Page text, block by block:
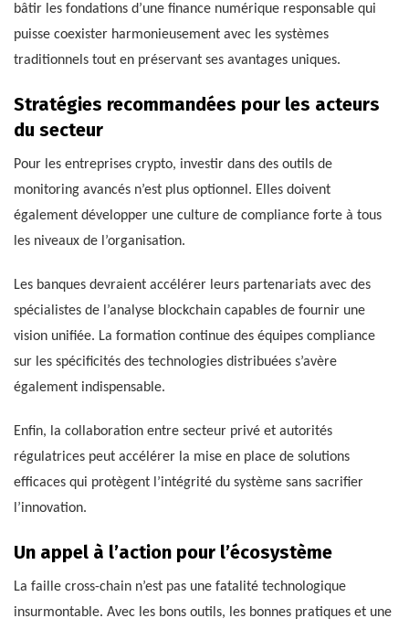
bâtir les fondations d’une finance numérique responsable qui
puisse coexister harmonieusement avec les systèmes
traditionnels tout en préservant ses avantages uniques.
Stratégies recommandées pour les acteurs
du secteur
Pour les entreprises crypto, investir dans des outils de
monitoring avancés n’est plus optionnel. Elles doivent
également développer une culture de compliance forte à tous
les niveaux de l’organisation.
Les banques devraient accélérer leurs partenariats avec des
spécialistes de l’analyse blockchain capables de fournir une
vision unifiée. La formation continue des équipes compliance
sur les spécificités des technologies distribuées s’avère
également indispensable.
Enfin, la collaboration entre secteur privé et autorités
régulatrices peut accélérer la mise en place de solutions
efficaces qui protègent l’intégrité du système sans sacrifier
l’innovation.
Un appel à l’action pour l’écosystème
La faille cross-chain n’est pas une fatalité technologique
insurmontable. Avec les bons outils, les bonnes pratiques et une